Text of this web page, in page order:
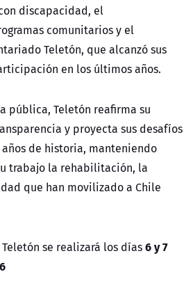
discapacidad, el
comunitarios y el
Teletón, que alcanzó sus
en los últimos años.
pública, Teletón reafirma su
y proyecta sus desafíos
de historia, manteniendo
trabajo la rehabilitación, la
que han movilizado a Chile
se realizará los días6 y 7